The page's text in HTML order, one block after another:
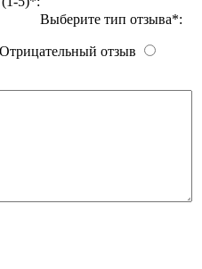
Выберите тип отзыва*:
Отрицательный отзыв